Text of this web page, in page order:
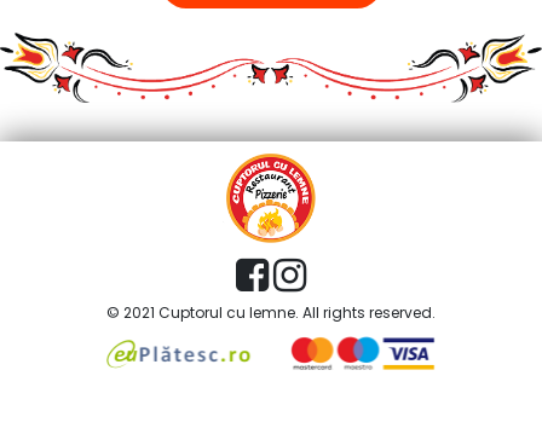
© 2021 Cuptorul cu lemne. All rights reserved.